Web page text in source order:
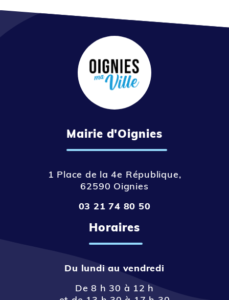
Mairie d'Oignies
1 Place de la 4e République,
62590 Oignies
03 21 74 80 50
Horaires
Du lundi au vendredi
De 8 h 30 à 12 h